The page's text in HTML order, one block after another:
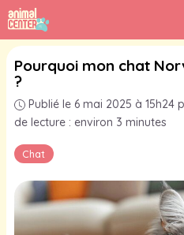
Aller
au
contenu
Chat
Pourquoi mon chat
?
Publié le 6 mai 2025 à 15h24
de lecture : environ 3 minutes